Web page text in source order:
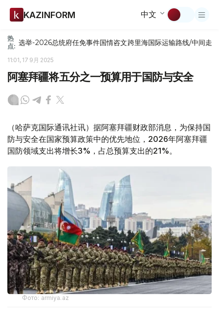
KAZINFORM 中文
热
点: 选举-2026总统府任免事件国情咨文跨里海国际运输路线/中间走廊
11:01, 17 9月 2025
阿塞拜疆将五分之一预算用于国防与安全
（哈萨克国际通讯社讯）据阿塞拜疆财政部消息，为保持国
防与安全在国家预算政策中的优先地位，2026年阿塞拜疆
国防领域支出将增长3%，占总预算支出的21%。
Фото: armiya.az